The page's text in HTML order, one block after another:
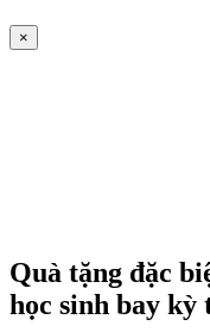
×
Quà tặng đặc
học sinh bay kỳ